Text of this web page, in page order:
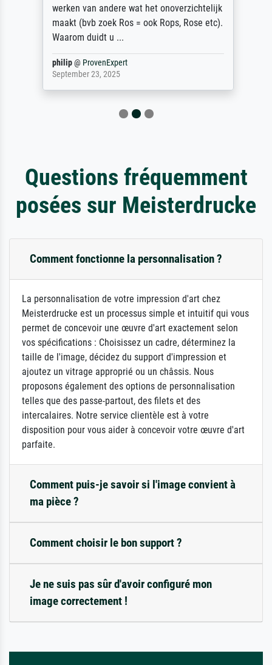
werken van andere wat het onoverzichtelijk
maakt (bvb zoek Ros = ook Rops, Rose etc).
Waarom duidt u ...
philip@ ProvenExpert
September 23, 2025
Questions fréquemment
posées sur Meisterdrucke
Comment fonctionne la personnalisation ?
La personnalisation de votre impression d'art chez
Meisterdrucke est un processus simple et intuitif qui vous
permet de concevoir une œuvre d'art exactement selon
vos spécifications : Choisissez un cadre, déterminez la
taille de l'image, décidez du support d'impression et
ajoutez un vitrage approprié ou un châssis. Nous
proposons également des options de personnalisation
telles que des passe-partout, des filets et des
intercalaires. Notre service clientèle est à votre
disposition pour vous aider à concevoir votre œuvre d'art
parfaite.
Comment puis-je savoir si l'image convient à
ma pièce ?
Comment choisir le bon support ?
Je ne suis pas sûr d'avoir configuré mon
image correctement !